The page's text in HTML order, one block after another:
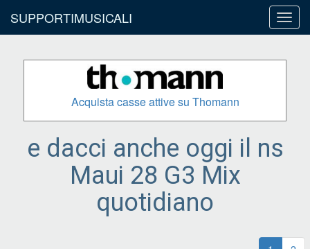
SUPPORTIMUSICALI
Acquista casse attive su Thomann
e dacci anche oggi il ns
Maui 28 G3 Mix
quotidiano